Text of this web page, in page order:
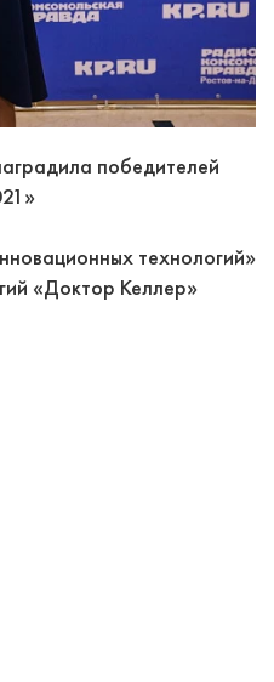
победителей
технологий»
«Доктор Келлер»